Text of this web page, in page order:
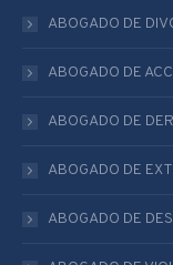
window
in
window
in
window
ABOGADO DE
ABOGADO DE
ABOGADO DE
ABOGADO DE
ABOGADO DE